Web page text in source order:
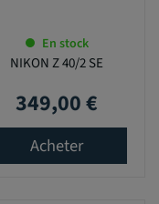
En stock
NIKON Z 40/2 SE
Prix
349,00 €
Acheter